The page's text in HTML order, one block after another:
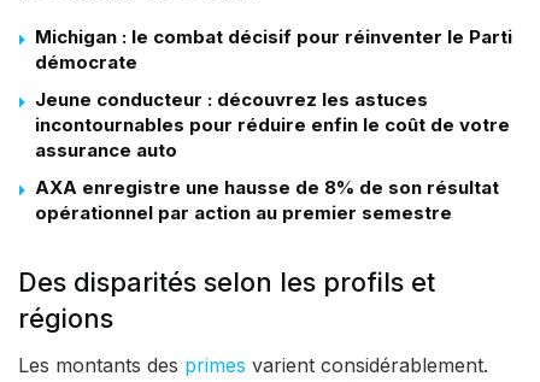
Michigan : le combat décisif pour réinventer le Parti
démocrate
Jeune conducteur : découvrez les astuces
incontournables pour réduire enfin le coût de votre
assurance auto
AXA enregistre une hausse de 8% de son résultat
opérationnel par action au premier semestre
Des disparités selon les profils et
régions
Les montants des primes varient considérablement.